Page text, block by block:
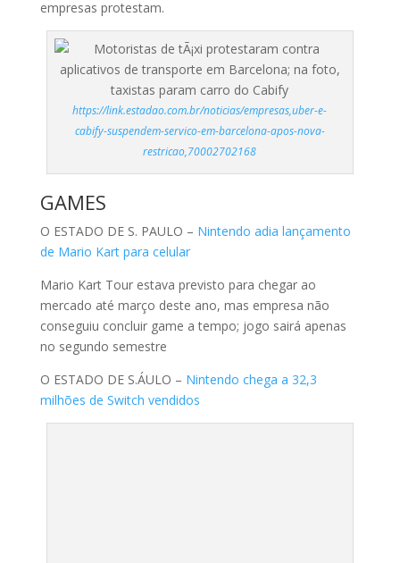
empresas protestam.
https://link.estadao.com.br/noticias/empresas,uber-e-
cabify-suspendem-servico-em-barcelona-apos-nova-
restricao,70002702168
GAMES
O ESTADO DE S. PAULO – Nintendo adia lançamento
de Mario Kart para celular
Mario Kart Tour estava previsto para chegar ao
mercado até março deste ano, mas empresa não
conseguiu concluir game a tempo; jogo sairá apenas
no segundo semestre
O ESTADO DE S.ÁULO – Nintendo chega a 32,3
milhões de Switch vendidos